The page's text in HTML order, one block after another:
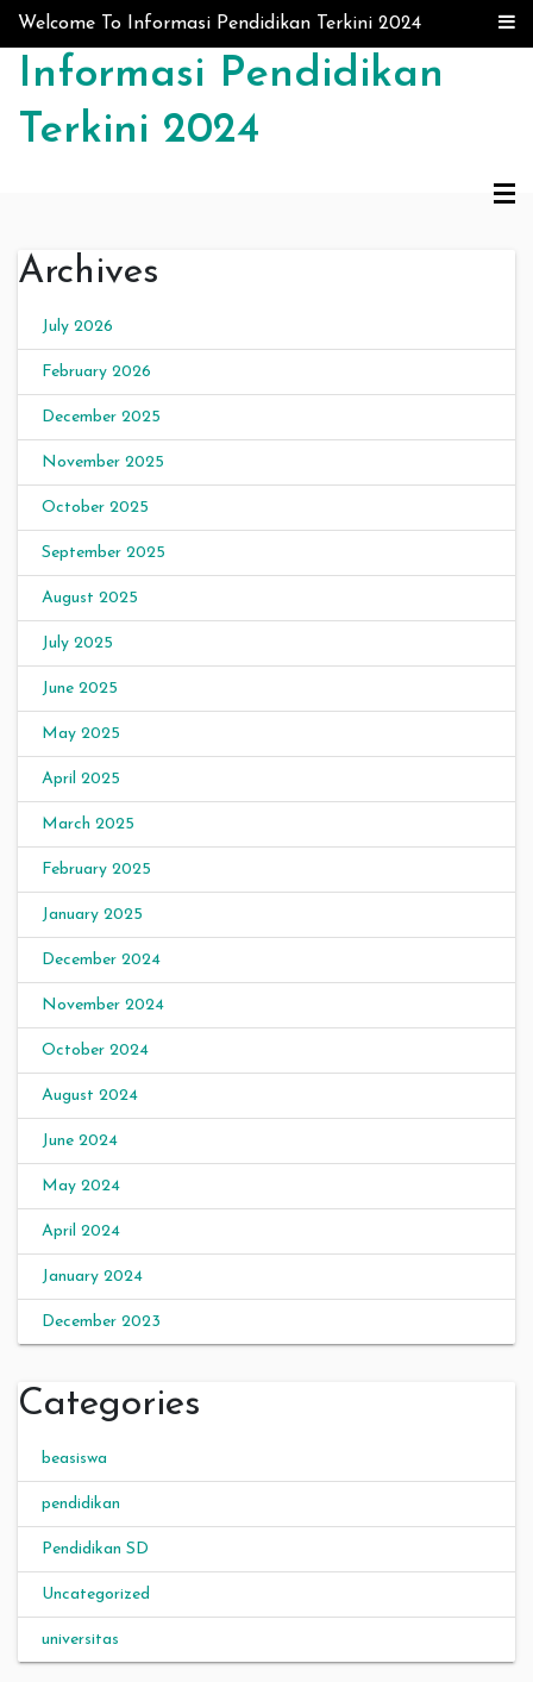
Skip to content
Welcome To Informasi Pendidikan Terkini 2024
Informasi Pendidikan
Terkini 2024
Archives
July 2026
February 2026
December 2025
November 2025
October 2025
September 2025
August 2025
July 2025
June 2025
May 2025
April 2025
March 2025
February 2025
January 2025
December 2024
November 2024
October 2024
August 2024
June 2024
May 2024
April 2024
January 2024
December 2023
Categories
beasiswa
pendidikan
Pendidikan SD
Uncategorized
universitas